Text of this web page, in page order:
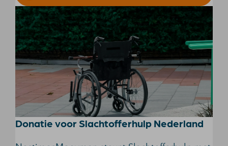
Donatie voor Slachtofferhulp Nederland